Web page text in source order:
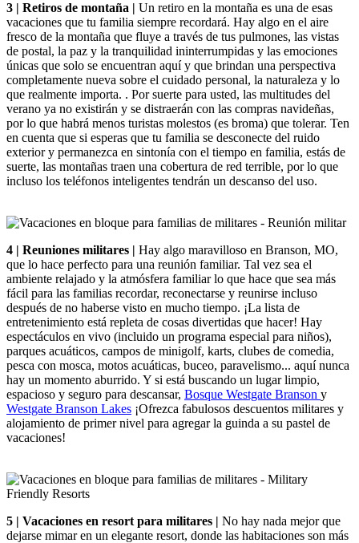
3 | Retiros de montaña | Un retiro en la montaña es una de esas
vacaciones que tu familia siempre recordará. Hay algo en el aire
fresco de la montaña que fluye a través de tus pulmones, las vistas
de postal, la paz y la tranquilidad ininterrumpidas y las emociones
únicas que solo se encuentran aquí y que brindan una perspectiva
completamente nueva sobre el cuidado personal, la naturaleza y lo
que realmente importa. . Por suerte para usted, las multitudes del
verano ya no existirán y se distraerán con las compras navideñas,
por lo que habrá menos turistas molestos (es broma) que tolerar. Ten
en cuenta que si esperas que tu familia se desconecte del ruido
exterior y permanezca en sintonía con el tiempo en familia, estás de
suerte, las montañas traen una cobertura de red terrible, por lo que
incluso los teléfonos inteligentes tendrán un descanso del uso.
4 | Reuniones militares | Hay algo maravilloso en Branson, MO,
que lo hace perfecto para una reunión familiar. Tal vez sea el
ambiente relajado y la atmósfera familiar lo que hace que sea más
fácil para las familias recordar, reconectarse y reunirse incluso
después de no haberse visto en mucho tiempo. ¡La lista de
entretenimiento está repleta de cosas divertidas que hacer! Hay
espectáculos en vivo (incluido un programa especial para niños),
parques acuáticos, campos de minigolf, karts, clubes de comedia,
pesca con mosca, motos acuáticas, buceo, paravelismo... aquí nunca
hay un momento aburrido. Y si está buscando un lugar limpio,
espacioso y seguro para descansar, Bosque Westgate Branson y
Westgate Branson Lakes ¡Ofrezca fabulosos descuentos militares y
alojamiento de primer nivel para agregar la guinda a su pastel de
vacaciones!
5 | Vacaciones en resort para militares | No hay nada mejor que
dejarse mimar en un elegante resort, donde las habitaciones son más